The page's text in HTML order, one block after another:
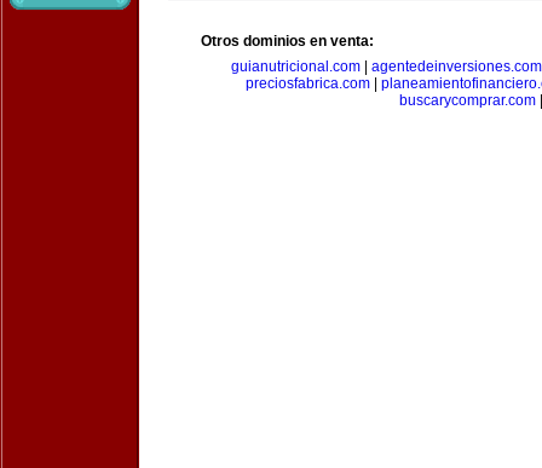
Otros dominios en venta:
guianutricional.com
agentedeinversiones.com
preciosfabrica.com|
buscarycomprar.com|